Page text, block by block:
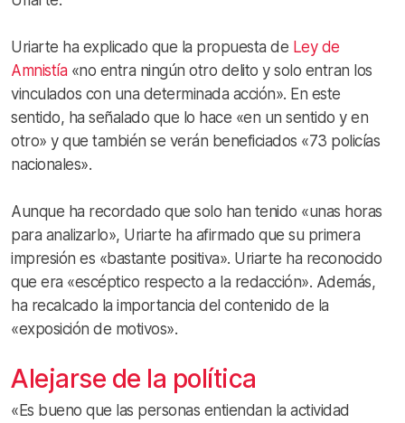
Uriarte ha explicado que la propuesta de Ley de
Amnistía«no entra ningún otro delito y solo entran los
vinculados con una determinada acción». En este
sentido, ha señalado que lo hace «en un sentido y en
otro» y que también se verán beneficiados «73 policías
nacionales».
Aunque ha recordado que solo han tenido «unas horas
para analizarlo», Uriarte ha afirmado que su primera
impresión es «bastante positiva». Uriarte ha reconocido
que era «escéptico respecto a la redacción». Además,
ha recalcado la importancia del contenido de la
«exposición de motivos».
Alejarse de la política
«Es bueno que las personas entiendan la actividad